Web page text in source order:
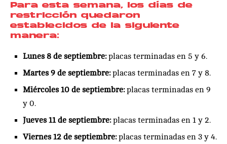
Para esta semana, los días de
restricción quedaron
establecidos de la siguiente
manera:
Lunes 8 de septiembre:placas terminadas en 5 y 6.
Martes 9 de septiembre:placas terminadas en 7 y 8.
Miércoles 10 de septiembre:placas terminadas en 9
y 0.
Jueves 11 de septiembre:placas terminadas en 1 y 2.
Viernes 12 de septiembre:placas terminadas en 3 y 4.